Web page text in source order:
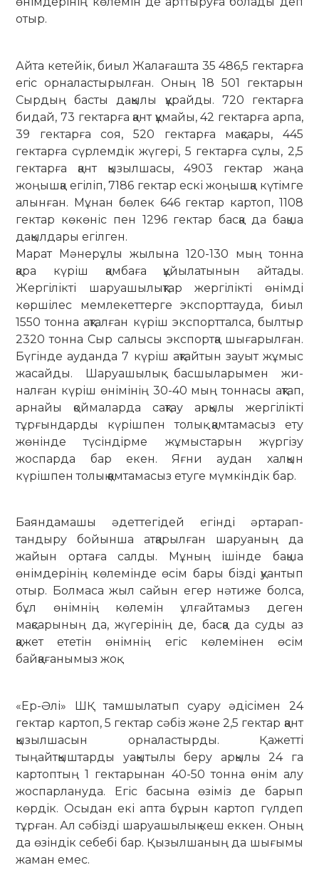
отыр.
Айта кетейік, биыл Жалағашта 35 486,5 гектарға
егiс орналастырылған. Оның 18 501 гектарын
Сырдың басты дақылы құрайды. 720 гектарға
бидай, 73 гектарға қант құмайы, 42 гектарға арпа,
39 гектарға соя, 520 гектарға мақсары, 445
гектарға сүрлемдік жүгері, 5 гектарға сұлы, 2,5
гектарға қант қызылшасы, 4903 гектар жаңа
жоңышқа егіліп, 7186 гектар ескі жоңышқа күтімге
алынған. Мұнан бөлек 646 гектар картоп, 1108
гектар көкөніс пен 1296 гектар басқа да бақша
дақылдары егілген.
Марат Мәнерұлы жылына 120-130 мың тонна
қара күріш қамбаға құйылатынын айтады.
Жергілікті шаруашылықтар жер­гілікті өнімді
көршілес мемлекеттерге экспорттауда, биыл
1550 тонна ақталған күріш экспортталса, былтыр
2320 тонна Сыр салысы экспортқа шығарылған.
Бүгінде ауданда 7 күріш ақтайтын зауыт жұмыс
жасайды. Шаруашылық басшыларымен жи­
налған күріш өнімінің 30-40 мың тоннасы ақтап,
арнайы қоймаларда сақтау арқылы жергілікті
тұрғындарды күрішпен толық қам­тамасыз ету
жөнінде түсіндірме жұмыстарын жүргізу
жоспарда бар екен. Яғни аудан халқын
күрішпен толық қамтамасыз етуге мүмкіндік бар.
Баяндамашы әдеттегідей егінді әртарап­
тандыру бойынша атқарылған шаруаның да
жайын ортаға салды. Мұның ішінде бақша
өнімдерінің көлемінде өсім бары бізді қуантып
отыр. Болмаса жыл сайын егер нәтиже болса,
бұл өнімнің көлемін ұлғайтамыз деген
мақсарының да, жүгерінің де, басқа да суды аз
қажет ететін өнімнің егіс көлемінен өсім
байқағанымыз жоқ.
«Ер-Әлі» ШҚ тамшылатып суару әдісімен 24
гектар картоп, 5 гектар сәбіз және 2,5 гектар қант
қызылшасын орналастырды. Қа­жетті
тыңайтқыштарды уақытылы беру арқылы 24 га
картоптың 1 гектарынан 40-50 тонна өнім алу
жоспарлануда. Егіс ба­сына өзіміз де барып
көрдік. Осыдан екі апта бұрын картоп гүлдеп
тұрған. Ал сәбізді ша­руашылық кеш еккен. Оның
да өзіндік себебі бар. Қызылшаның да шығымы
жаман емес.